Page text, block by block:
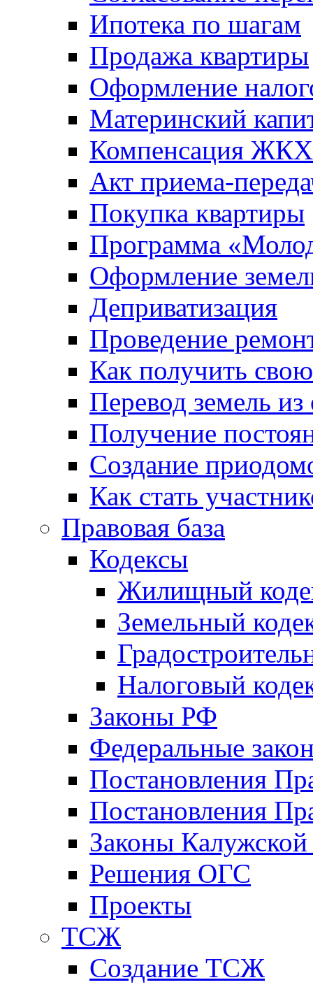
Ипотека по шагам
Продажа квартиры
Оформление
Материнский
Компенсация ЖКХ
Акт приема-
Покупка квартиры
Программа
Оформление
Деприватизация
Проведение
Как получить
Перевод земель
Получение
Создание
Как стать
Правовая база
Кодексы
Жилищный
Земельный
Налоговый
Законы РФ
Федеральные
Постановления
Постановления
Законы Калужской
Решения ОГС
Проекты
ТСЖ
Создание ТСЖ